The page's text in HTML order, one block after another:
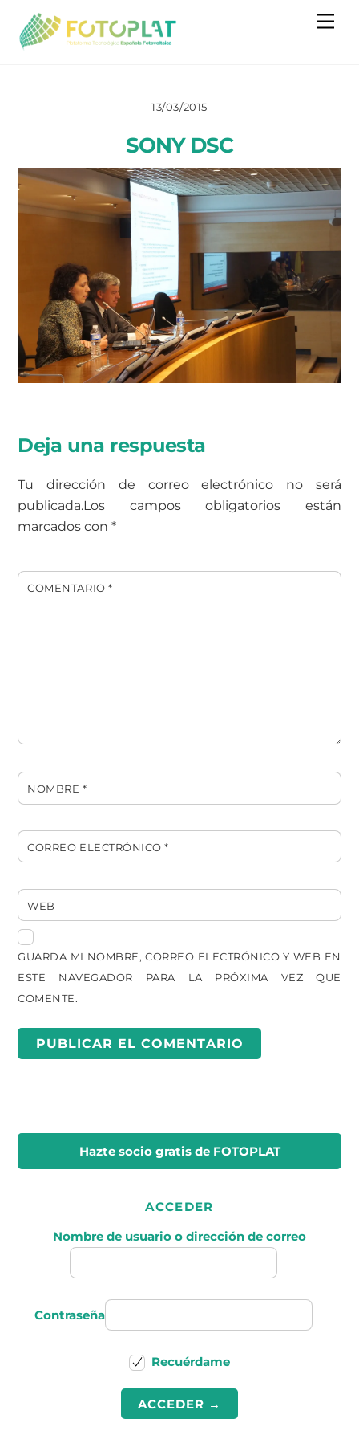
content
13/03/2015
SONY DSC
Deja una respuesta
Tu dirección de correo electrónico no será
publicada.Los campos obligatorios están
marcados con*
COMENTARIO*
NOMBRE *
CORREO ELECTRÓNICO*
WEB
GUARDA MI NOMBRE, CORREO ELECTRÓNICO Y WEB EN
ESTE NAVEGADOR PARA LA PRÓXIMA VEZ QUE
COMENTE.
Hazte socio gratisde FOTOPLAT
ACCEDER
Nombre de usuario o dirección de correo
Contraseña
Recuérdame